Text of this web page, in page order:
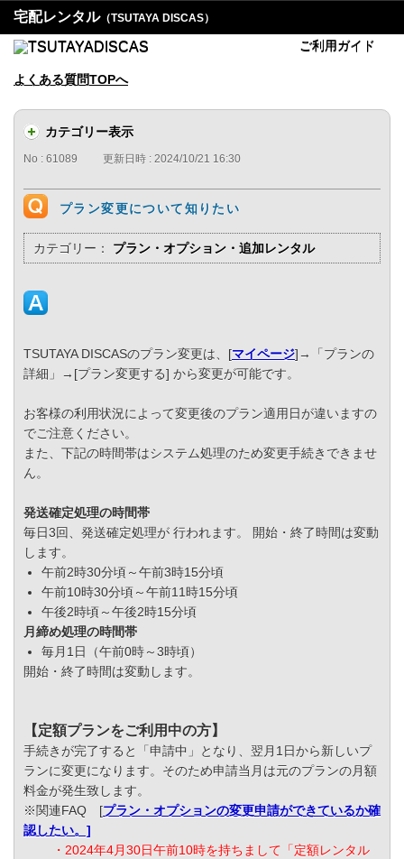
宅配レンタル（TSUTAYA DISCAS）
ご利用ガイド
よくある質問TOPへ
カテゴリー表示
No : 61089 更新日時 : 2024/10/21 16:30
プラン変更について知りたい
カテゴリー： プラン・オプション・追加レンタル
TSUTAYA DISCASのプラン変更は、[マイページ]→「プランの
詳細」→[プラン変更する] から変更が可能です。
お客様の利用状況によって変更後のプラン適用日が違いますの
でご注意ください。
また、下記の時間帯はシステム処理のため変更手続きできませ
ん。
発送確定処理の時間帯
毎日3回、発送確定処理が 行われます。 開始・終了時間は変動
します。
午前2時30分頃～午前3時15分頃
午前10時30分頃～午前11時15分頃
午後2時頃～午後2時15分頃
月締め処理の時間帯
毎月1日（午前0時～3時頃）
開始・終了時間は変動します。
【定額プランをご利用中の方】
手続きが完了すると「申請中」となり、翌月1日から新しいプ
ランに変更になります。そのため申請当月は元のプランの月額
料金が発生致します。
※関連FAQ [プラン・オプションの変更申請ができているか確
認したい。]
・2024年4月30日午前10時を持ちまして「定額レンタル